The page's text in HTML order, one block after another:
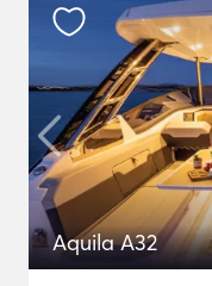
Aquila A32